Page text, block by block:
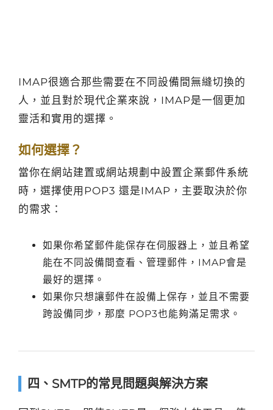
IMAP很適合那些需要在不同設備間無縫切換的
人，並且對於現代企業來說，IMAP是一個更加
靈活和實用的選擇。
如何選擇？
當你在網站建置或網站規劃中設置企業郵件系統
時，選擇使用POP3 還是IMAP，主要取決於你
的需求：
如果你希望郵件能保存在伺服器上，並且希望
能在不同設備間查看、管理郵件，IMAP會是
最好的選擇。
如果你只想讓郵件在設備上保存，並且不需要
跨設備同步，那麼 POP3也能夠滿足需求。
四、SMTP的常見問題與解決方案